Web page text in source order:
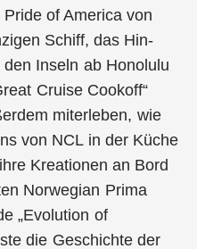
of America von
Schiff, das Hin-
Inseln ab Honolulu
Cruise Cookoff“
miterleben, wie
von NCL in der Küche
Kreationen an Bord
Norwegian Prima
„Evolution of
die Geschichte der